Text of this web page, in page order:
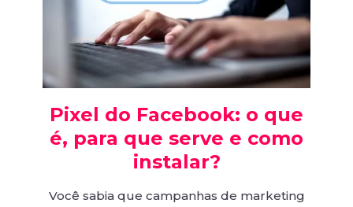
Pixel do Facebook: o que
é, para que serve e como
instalar?
Você sabia que campanhas de marketing